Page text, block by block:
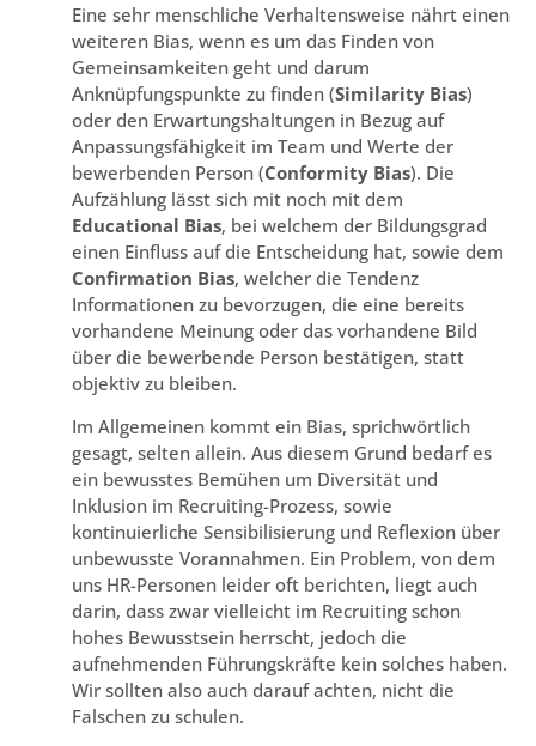
Eine sehr menschliche Verhaltensweise nährt einen
weiteren Bias, wenn es um das Finden von
Gemeinsamkeiten geht und darum
Anknüpfungspunkte zu finden (Similarity Bias)
oder den Erwartungshaltungen in Bezug auf
Anpassungsfähigkeit im Team und Werte der
bewerbenden Person (Conformity Bias). Die
Aufzählung lässt sich mit noch mit dem
Educational Bias, bei welchem der Bildungsgrad
einen Einfluss auf die Entscheidung hat, sowie dem
Confirmation Bias, welcher die Tendenz
Informationen zu bevorzugen, die eine bereits
vorhandene Meinung oder das vorhandene Bild
über die bewerbende Person bestätigen, statt
objektiv zu bleiben.
Im Allgemeinen kommt ein Bias, sprichwörtlich
gesagt, selten allein. Aus diesem Grund bedarf es
ein bewusstes Bemühen um Diversität und
Inklusion im Recruiting-Prozess, sowie
kontinuierliche Sensibilisierung und Reflexion über
unbewusste Vorannahmen. Ein Problem, von dem
uns HR-Personen leider oft berichten, liegt auch
darin, dass zwar vielleicht im Recruiting schon
hohes Bewusstsein herrscht, jedoch die
aufnehmenden Führungskräfte kein solches haben.
Wir sollten also auch darauf achten, nicht die
Falschen zu schulen.